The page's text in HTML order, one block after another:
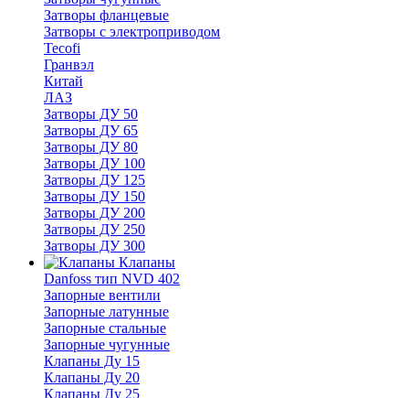
Затворы фланцевые
Затворы с электроприводом
Tecofi
Гранвэл
Китай
ЛАЗ
Затворы ДУ 50
Затворы ДУ 65
Затворы ДУ 80
Затворы ДУ 100
Затворы ДУ 125
Затворы ДУ 150
Затворы ДУ 200
Затворы ДУ 250
Затворы ДУ 300
Клапаны
Danfoss тип NVD 402
Запорные вентили
Запорные латунные
Запорные стальные
Запорные чугунные
Клапаны Ду 15
Клапаны Ду 20
Клапаны Ду 25